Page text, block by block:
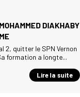
DIAKHABY
2, quitter le SPN Vernon
formation a longte...
Lire la suite